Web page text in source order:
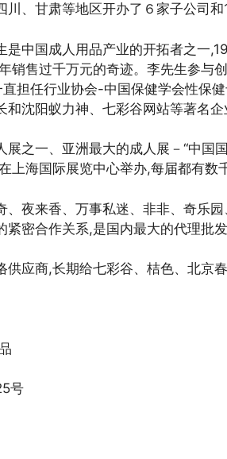
川、甘肃等地区开办了６家子公司和
是中国成人用品产业的开拓者之一
销售过千万元的奇迹。李先生参与
担任行业协会-中国保健学会性保
和沈阳蚁力神、七彩谷网站等著名企
展之一、亚洲最大的成人展－“中国
上海国际展览中心举办,每届都有数
、夜来香、万事私迷、非非、奇乐
紧密合作关系,是国内最大的代理批发
供应商,长期给七彩谷、桔色、北京
号